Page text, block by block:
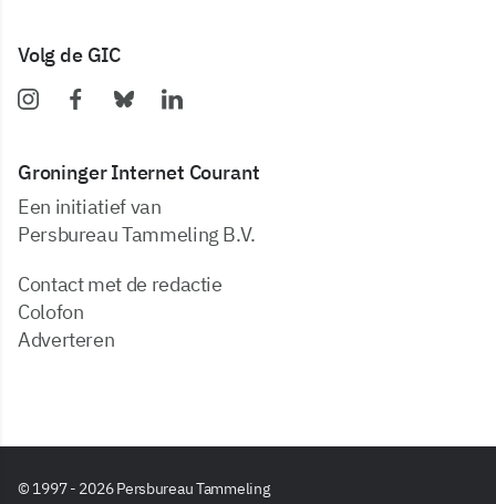
Volg de GIC
Groninger Internet Courant
Een initiatief van
Persbureau Tammeling B.V.
Contact met de redactie
Colofon
Adverteren
© 1997 - 2026 Persbureau Tammeling